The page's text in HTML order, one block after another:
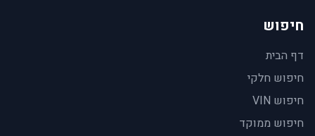
חיפוש
דף הבית
חיפוש חלקי
חיפוש VIN
חיפוש ממוקד